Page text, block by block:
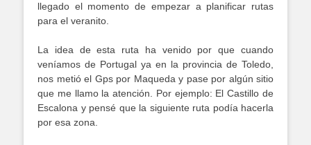
llegado el momento de empezar a planificar rutas
para el veranito.
La idea de esta ruta ha venido por que cuando
veníamos de Portugal ya en la provincia de Toledo,
nos metió el Gps por Maqueda y pase por algún sitio
que me llamo la atención. Por ejemplo: El Castillo de
Escalona y pensé que la siguiente ruta podía hacerla
por esa zona.